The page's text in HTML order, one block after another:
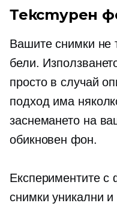
Текстурен
Вашите снимки не
бели.
просто в случай
подход има
заснемането на
обикновен фон.
Експериментите
снимки уникални